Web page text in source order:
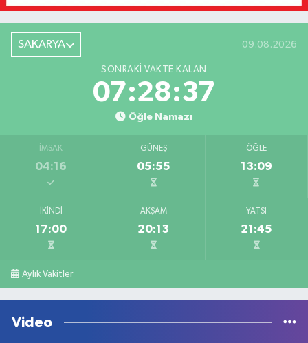
SAKARYA 09.08.2026
SONRAKI VAKTE KALAN
07:28:37
Öğle Namazı
İMSAK
04:16
GÜNEŞ
05:55
ÖĞLE
13:09
İKINDI
17:00
AKŞAM
20:13
YATSI
21:45
Aylık Vakitler
Video